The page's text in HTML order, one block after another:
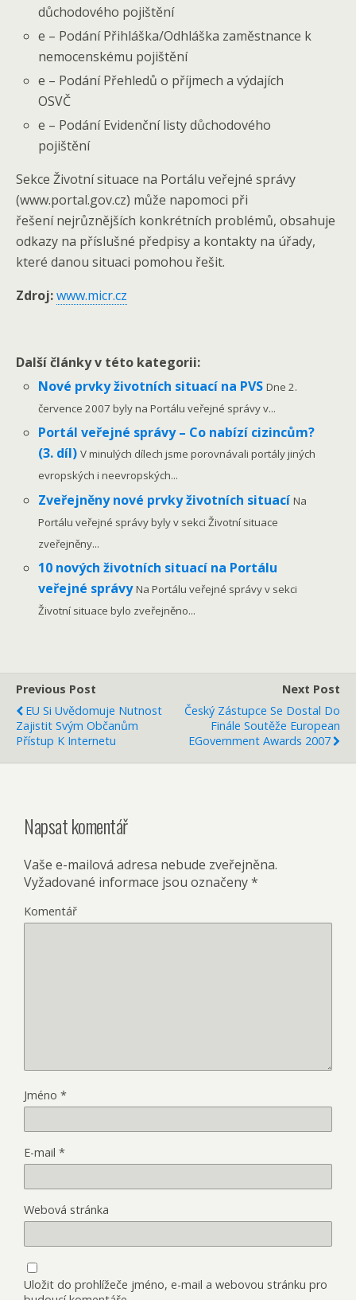
důchodového pojištění
e – Podání Přihláška/Odhláška zaměstnance k
nemocenskému pojištění
e – Podání Přehledů o příjmech a výdajích
OSVČ
e – Podání Evidenční listy důchodového
pojištění
Sekce Životní situace na Portálu veřejné správy
(www.portal.gov.cz) může napomoci při
řešení nejrůznějších konkrétních problémů, obsahuje
odkazy na příslušné předpisy a kontakty na úřady,
které danou situaci pomohou řešit.
Zdroj:www.micr.cz
Další články v této kategorii:
Nové prvky životních situací na PVSDne 2.
července 2007 byly na Portálu veřejné správy v...
Portál veřejné správy – Co nabízí cizincům?
(3. díl)V minulých dílech jsme porovnávali portály jiných
evropských i neevropských...
Zveřejněny nové prvky životních situacíNa
Portálu veřejné správy byly v sekci Životní situace
zveřejněny...
10 nových životních situací na Portálu
veřejné správyNa Portálu veřejné správy v sekci
Životní situace bylo zveřejněno...
Previous Post
EU Si Uvědomuje Nutnost
Zajistit Svým Občanům
Přístup K Internetu
Next Post
Český Zástupce Se Dostal Do
Finále Soutěže European
EGovernment Awards 2007
Napsat komentář
Vaše e-mailová adresa nebude zveřejněna.
Vyžadované informace jsou označeny*
Komentář
Jméno *
E-mail *
Webová stránka
Uložit do prohlížeče jméno, e-mail a webovou stránku pro